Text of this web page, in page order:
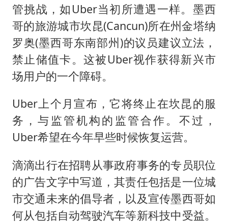
管挑战，如Uber当初所遭遇一样。墨西
哥的旅游城市坎昆(Cancun)所在州金塔纳
罗奥(墨西哥东南部州)的议员建议立法，
禁止储值卡。这被Uber视作获得新兴市
场用户的一个障碍。
Uber上个月宣布，它将终止在坎昆的服
务，与监管机构的监管合作。不过，
Uber希望在今年早些时候恢复运营。
滴滴出行在招聘从事政府事务的专员职位
的广告文字中写道，其责任包括是一位城
市交通未来的倡导者，以及宣传墨西哥如
何从包括自动驾驶汽车等新科技中受益。